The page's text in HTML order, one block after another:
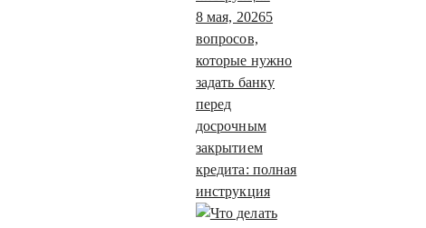
8 мая, 20265
вопросов,
которые нужно
задать банку
перед
досрочным
закрытием
кредита: полная
инструкция